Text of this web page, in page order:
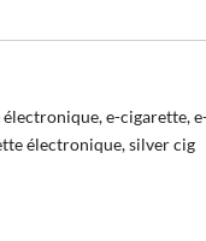
électronique,e-cigarette,
électronique,silver cig